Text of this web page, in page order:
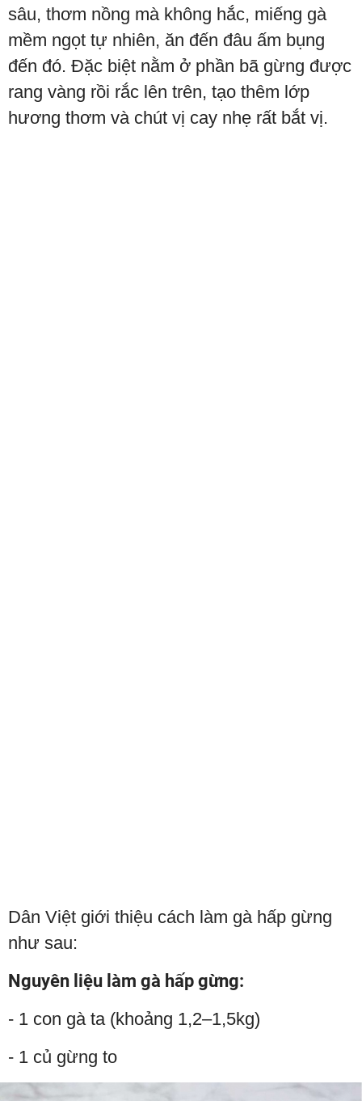
sâu, thơm nồng mà không hắc, miếng gà
mềm ngọt tự nhiên, ăn đến đâu ấm bụng
đến đó. Đặc biệt nằm ở phần bã gừng được
rang vàng rồi rắc lên trên, tạo thêm lớp
hương thơm và chút vị cay nhẹ rất bắt vị.
Dân Việt giới thiệu cách làm gà hấp gừng
như sau:
Nguyên liệu làm gà hấp gừng:
- 1 con gà ta (khoảng 1,2–1,5kg)
- 1 củ gừng to